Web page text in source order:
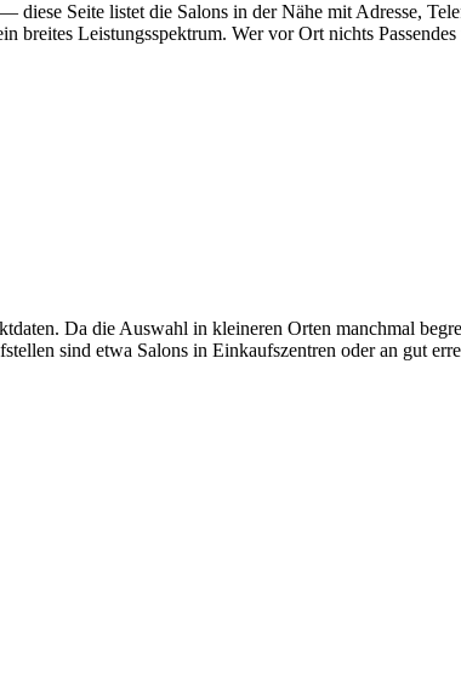
Seite listet die Salons in der Nähe mit Adresse,
Leistungsspektrum. Wer vor Ort nichts
Da die Auswahl in kleineren Orten manchmal
sind etwa Salons in Einkaufszentren oder an gut